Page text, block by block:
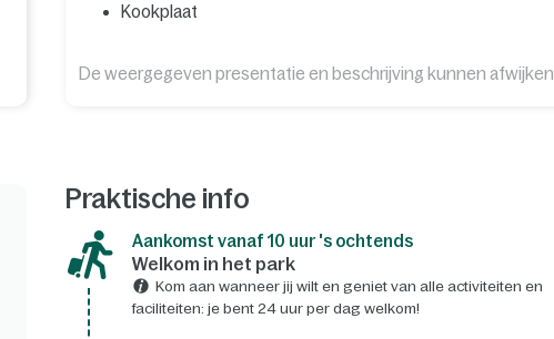
Kookplaat
De weergegeven presentatie en beschrijving kunnen afwijken
Praktische info
Aankomst vanaf 10 uur 's ochtends
Welkom in het park
Kom aan wanneer jij wilt en geniet van alle activiteiten en
faciliteiten: je bent 24 uur per dag welkom!